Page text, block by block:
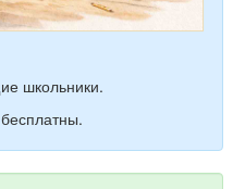
школьники.